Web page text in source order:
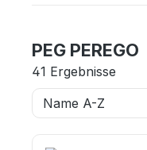
PEG PEREGO
41 Ergebnisse